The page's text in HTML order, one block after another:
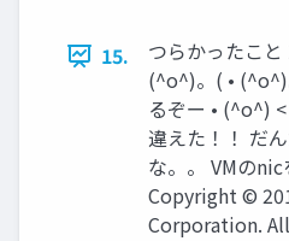
15.
つらかったこ
(^o^)。( •
るぞー • (^o^)
違えた！！ だ
な。。 VMのnic
Copyright ©
Corporation.